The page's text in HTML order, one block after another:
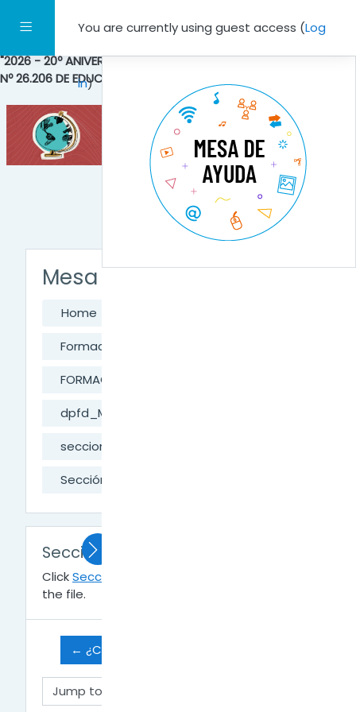
Side panelYou are currently using guest access (Log
in)
"2026 - 20º ANIVERSARIO DE LA SANCIÓN DE LA LEY NACIONAL
Nº 26.206 DE EDUCACIÓN PÚBLICA NACIONAL"
Mesa de Ayuda
Home
Formación Docente
FORMACIÓN DIGITAL
dpfd_MesaAyuda
secciones del aula digital
Sección Calificaciones
Sección Calificaciones
ClickSección Calificaciones.pdf
the file.
← ¿Cómo crear un grupo en el aula?
Jump to...